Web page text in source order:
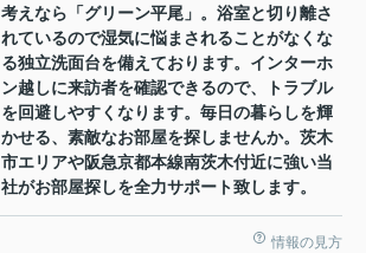
考えなら「グリーン平尾」。浴室と切り離さ
れているので湿気に悩まされることがなくな
る独立洗面台を備えております。インターホ
ン越しに来訪者を確認できるので、トラブル
を回避しやすくなります。毎日の暮らしを輝
かせる、素敵なお部屋を探しませんか。茨木
市エリアや阪急京都本線南茨木付近に強い当
社がお部屋探しを全力サポート致します。
情報の見方